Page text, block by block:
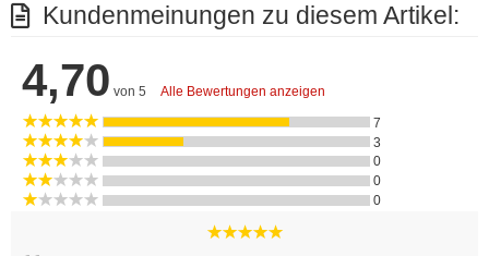
Kundenmeinungen zu diesem Artikel:
4,70 von 5 Alle Bewertungen anzeigen
7
3
0
0
0